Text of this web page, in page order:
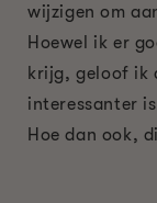
wijzigen om
Hoewel ik er
krijg, geloof ik
interessanter
Hoe dan ook,